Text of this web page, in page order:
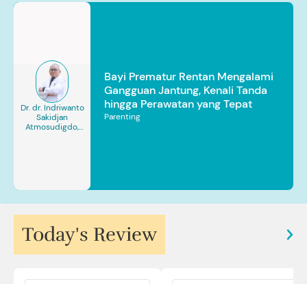
Dr. dr. Indriwanto
Sakidjan
Atmosudigdo,
Bayi Prematur Rentan Mengalami
Gangguan Jantung, Kenali Tanda
hingga Perawatan yang Tepat
Parenting
Today's Review